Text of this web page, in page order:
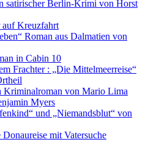
satirischer Berlin-Krimi von Horst
Kreuzfahrt
Roman aus Dalmatien von
in Cabin 10
Frachter : „Die Mittelmeerreise“
Kriminalroman von Mario Lima
Myers
und „Niemandsblut“ von
mit Vatersuche